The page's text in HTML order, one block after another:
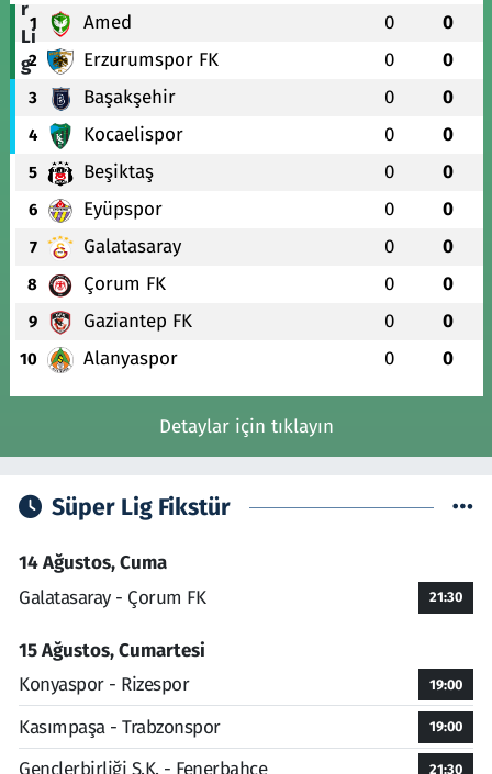
1 Amed 0 0
2 Erzurumspor FK 0 0
3 Başakşehir 0 0
4 Kocaelispor 0 0
5 Beşiktaş 0 0
6 Eyüpspor 0 0
7 Galatasaray 0 0
8 Çorum FK 0 0
9 Gaziantep FK 0 0
10 Alanyaspor 0 0
Detaylar için tıklayın
Süper Lig Fikstür
14 Ağustos, Cuma
Galatasaray - Çorum FK
21:30
15 Ağustos, Cumartesi
Konyaspor - Rizespor
19:00
Kasımpaşa - Trabzonspor 19:00
Gençlerbirliği S.K. - Fenerbahçe 21:30